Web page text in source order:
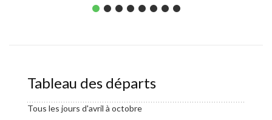
Tableau des départs
Tous les jours d'avril à octobre